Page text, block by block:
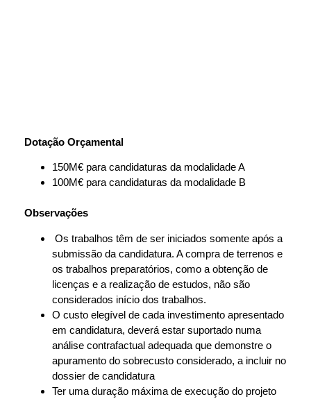
Dotação Orçamental
150M€ para candidaturas da modalidade A
100M€ para candidaturas da modalidade B
Observações
Os trabalhos têm de ser iniciados somente após a
submissão da candidatura. A compra de terrenos e
os trabalhos preparatórios, como a obtenção de
licenças e a realização de estudos, não são
considerados início dos trabalhos.
O custo elegível de cada investimento apresentado
em candidatura, deverá estar suportado numa
análise contrafactual adequada que demonstre o
apuramento do sobrecusto considerado, a incluir no
dossier de candidatura
Ter uma duração máxima de execução do projeto